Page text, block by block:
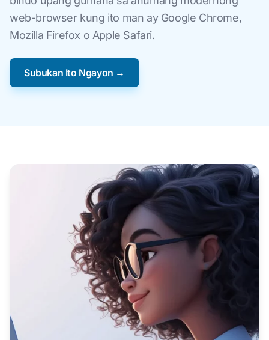
web-browser kung ito man ay Google Chrome,
Mozilla Firefox o Apple Safari.
Subukan Ito Ngayon →